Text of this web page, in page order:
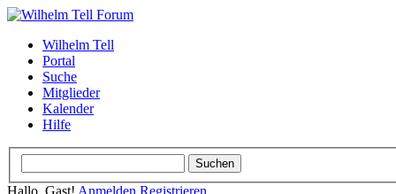
Wilhelm Tell
Portal
Suche
Mitglieder
Kalender
Hilfe
Hallo, Gast! Anmelden Registrieren